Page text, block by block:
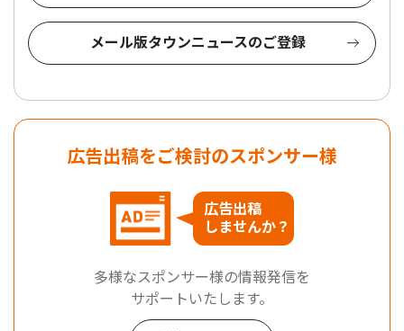
メール版タウンニュースのご登録
広告出稿をご検討のスポンサー様
広告出稿
しませんか？
多様なスポンサー様の情報発信を
サポートいたします。